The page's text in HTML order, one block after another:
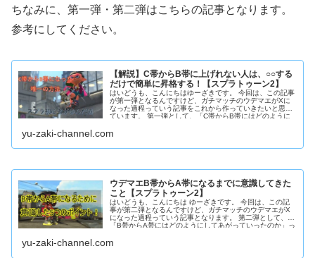
ちなみに、第一弾・第二弾はこちらの記事となります。
参考にしてください。
【解説】C帯からB帯に上げれない人は、○○する
だけで簡単に昇格する！【スプラトゥーン2】
はいどうも、こんにちはゆーざきです。 今回は、この記事
が第一弾となるんですけど、ガチマッチのウデマエがXに
なった過程っていう記事をこれから作っていきたいと思っ
ています。 第一弾として、「C帯からB帯にはどのように
yu-zaki-channel.com
ウデマエB帯からA帯になるまでに意識してきた
こと【スプラトゥーン2】
はいどうも、こんにちは ゆーざきです。 今回は、この記
事が第二弾となるんですけど、ガチマッチのウデマエがX
になった過程っていう記事となります。 第二弾として、
「B帯からA帯にはどのようにしてあがっていったのか」っ
yu-zaki-channel.com